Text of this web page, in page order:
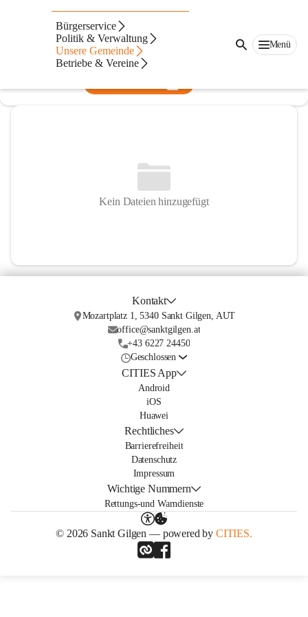
Bürgerservice
Politik & Verwaltung
Unsere Gemeinde
Betriebe & Vereine
Menü
Gesunde Gemeinde St. Gilgen
@gesunde-gemeinde-stgilgen
Gesundheit, Verein
Kein Dateien hinzugefügt
Kontakt
Mozartplatz 1, 5340 Sankt Gilgen, AUT
office@sanktgilgen.at
+43 6227 24450
Geschlossen
CITIES App
Android
iOS
Huawei
Rechtliches
Barrierefreiheit
Datenschutz
Impressum
Wichtige Nummern
Rettungs-und Warndienste
© 2026 Sankt Gilgen — powered by CITIES.